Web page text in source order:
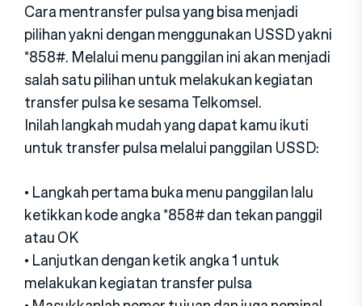
Cara mentransfer pulsa yang bisa menjadi
pilihan yakni dengan menggunakan USSD yakni
*858#. Melalui menu panggilan ini akan menjadi
salah satu pilihan untuk melakukan kegiatan
transfer pulsa ke sesama Telkomsel.
Inilah langkah mudah yang dapat kamu ikuti
untuk transfer pulsa melalui panggilan USSD:
• Langkah pertama buka menu panggilan lalu
ketikkan kode angka *858# dan tekan panggil
atau OK
• Lanjutkan dengan ketik angka 1 untuk
melakukan kegiatan transfer pulsa